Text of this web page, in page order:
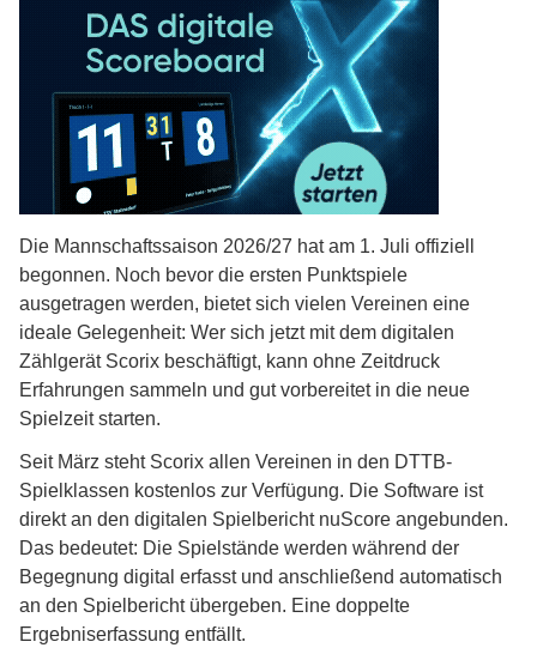
Die Mannschaftssaison 2026/27 hat am 1. Juli offiziell
begonnen. Noch bevor die ersten Punktspiele
ausgetragen werden, bietet sich vielen Vereinen eine
ideale Gelegenheit: Wer sich jetzt mit dem digitalen
Zählgerät Scorix beschäftigt, kann ohne Zeitdruck
Erfahrungen sammeln und gut vorbereitet in die neue
Spielzeit starten.
Seit März steht Scorix allen Vereinen in den DTTB-
Spielklassen kostenlos zur Verfügung. Die Software ist
direkt an den digitalen Spielbericht nuScore angebunden.
Das bedeutet: Die Spielstände werden während der
Begegnung digital erfasst und anschließend automatisch
an den Spielbericht übergeben. Eine doppelte
Ergebniserfassung entfällt.